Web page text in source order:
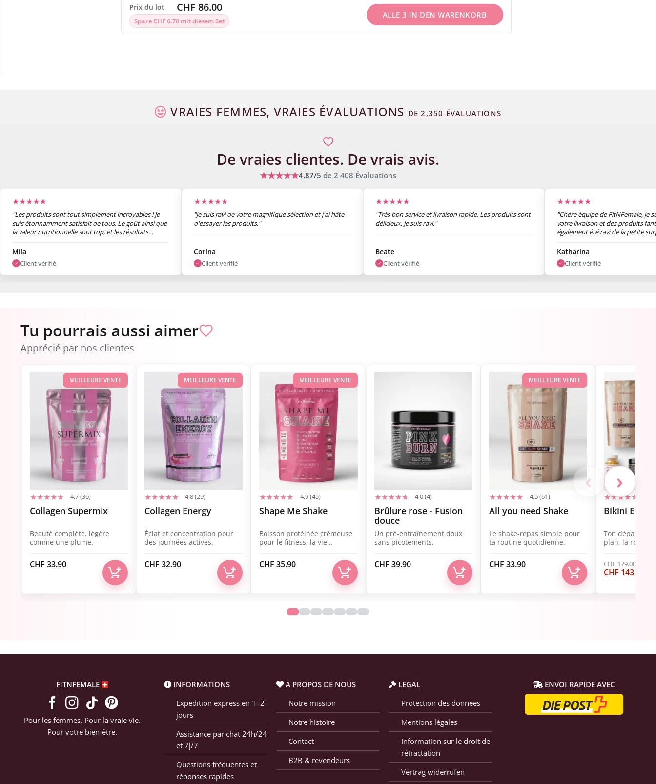
Prix du lot CHF 86.00
Spare CHF 6.70 mit diesem Set
ALLE 3 IN DEN WARENKORB
VRAIES FEMMES, VRAIES ÉVALUATIONS DE2,372 ÉVALUATIONS
De vraies clientes. De vrais avis.
★★★★★4,87/5 de 2 408 Évaluations
★★★★★
"Les produits sont tout simplement incroyables ! Je
suis étonnamment satisfait de tous. Le goût ainsi que
la valeur nutritionnelle sont top, et les résultats
vraiment ravi."
Mila
Client vérifié
★★★★★
"Je suis ravi de votre magnifique sélection et j'ai hâte
d'essayer les produits."
Corina
Client vérifié
★★★★★
"Très bon service et livraison rapide. Les produits sont
délicieux. Je suis ravi."
Beate
Client vérifié
★★★★★
"Chère équipe de FitNFemale, je
votre livraison et des produits
également été ravi de la petite
Katharina
Client vérifié
Tu pourrais aussi aimer
Apprécié par nos clientes
MEILLEURE VENTE
4,7 (36)
Collagen Supermix
Beauté complète, légère
comme une plume.
CHF 33.90
MEILLEURE VENTE
4,8 (29)
Collagen Energy
Éclat et concentration pour
des journées actives.
CHF 32.90
MEILLEURE VENTE
4,9 (45)
Shape Me Shake
Boisson protéinée crémeuse
pour le fitness, la vie
CHF 35.90
4,0 (4)
Brûlure rose - Fusion
douce
Un pré-entraînement doux
sans picotements.
CHF 39.90
MEILLEURE VENTE
4,5 (61)
All you need Shake
Le shake-repas simple pour
ta routine quotidienne.
CHF 33.90
Bikini
Ton départ
plan, la routine
CHF179.00
Le
CHF 143.90
‹ ›
FITNFEMALE
Pour les femmes. Pour la vraie vie.
Pour votre bien-être.
INFORMATIONS
Expédition express en 1–2
jours
Assistance par chat 24h/24
et 7j/7
Questions fréquentes et
réponses rapides
À PROPOS DE NOUS
Notre mission
Notre histoire
Contact
B2B & revendeurs
LÉGAL
Protection des données
Mentions légales
Information sur le droit de
rétractation
Vertrag widerrufen
ENVOI RAPIDE AVEC